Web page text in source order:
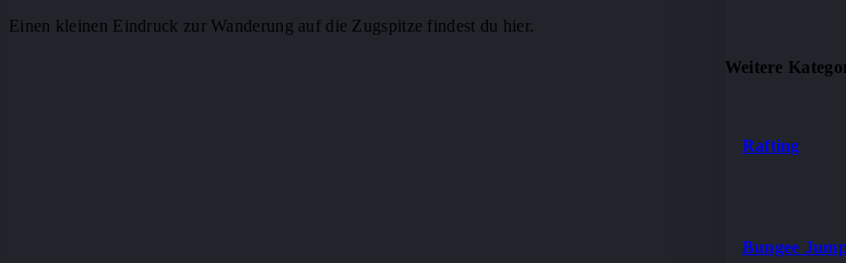
Weitere
Rafting
Bungee
Einen kleinen Eindruck zur Wanderung auf die Zugspitze findest du hier.